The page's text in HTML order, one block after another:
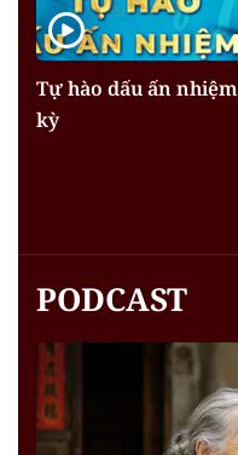
Tự hào dấu ấn nhiệm
kỳ
PODCAST